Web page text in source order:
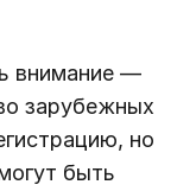
внимание —
зарубежных
но
быть